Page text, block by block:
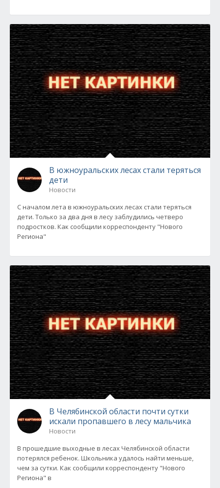
В южноуральских лесах стали теряться
дети
Новости
С началом лета в южноуральских лесах стали теряться
дети. Только за два дня в лесу заблудились четверо
подростков. Как сообщили корреспонденту "Нового
Региона"
В Челябинской области почти сутки
искали пропавшего в лесу мальчика
Новости
В прошедшие выходные в лесах Челябинской области
потерялся ребенок. Школьника удалось найти меньше,
чем за сутки. Как сообщили корреспонденту "Нового
Региона" в